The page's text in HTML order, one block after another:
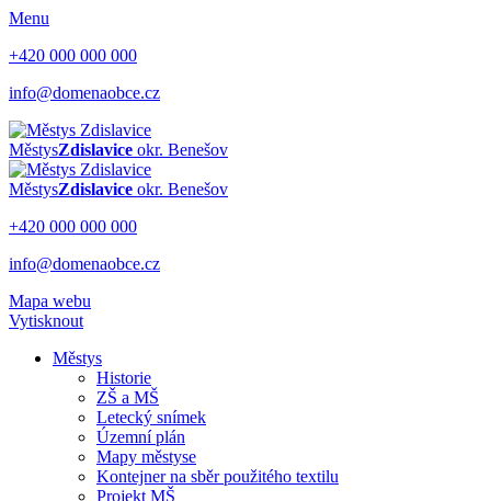
Menu
+420 000 000 000
info@domenaobce.cz
MěstysZdislavice okr. Benešov
MěstysZdislavice okr. Benešov
+420 000 000 000
info@domenaobce.cz
Mapa webu
Vytisknout
Městys
Historie
ZŠ a MŠ
Letecký snímek
Územní plán
Mapy městyse
Kontejner na sběr použitého textilu
Projekt MŠ